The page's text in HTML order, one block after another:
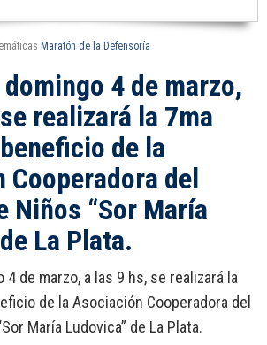
Maratón de la Defensoría
4 de marzo,
realizará la 7ma
de la
del
Niños “Sor María
La Plata.
4 de marzo, a las 9 hs, se realizará la
de la Asociación Cooperadora del
María Ludovica” de La Plata.